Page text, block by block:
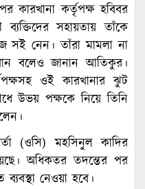
কারখানা কর্তৃপক্ষ হবিবর
ব্যক্তিদের সহায়তায় তাঁকে
সই নেন। তাঁরা মামলা না
বলেও জানান আতিকুর।
ওই কারখানার ঝুট
উভয় পক্ষকে নিয়ে তিনি
(ওসি) মহসিনুল কাদির
অধিকতর তদন্তের পর
ব্যবস্থা নেওয়া হবে।